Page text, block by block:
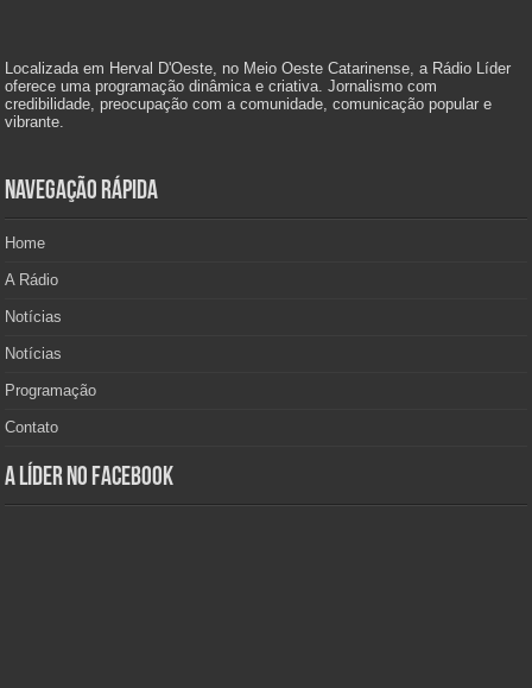
Localizada em Herval D'Oeste, no Meio Oeste Catarinense, a Rádio Líder
oferece uma programação dinâmica e criativa. Jornalismo com
credibilidade, preocupação com a comunidade, comunicação popular e
vibrante.
Navegação Rápida
Home
A Rádio
Notícias
Notícias
Programação
Contato
A Líder no Facebook